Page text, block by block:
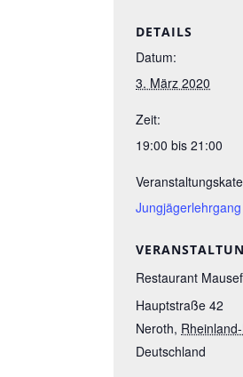
DETAILS
Datum:
3. März 2020
Zeit:
19:00 bis 21:00
Jungjägerlehrgang
Restaurant
Hauptstraße 42
Neroth,
Deutschland